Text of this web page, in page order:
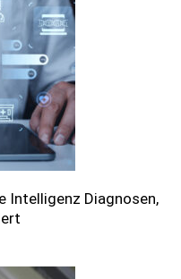
Intelligenz Diagnosen,